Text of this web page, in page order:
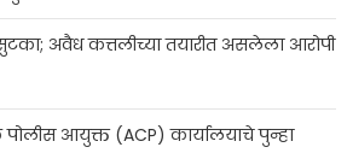
अवैध कत्तलीच्या तयारीत असलेला आरोपी
पोलीस आयुक्त (ACP) कार्यालयाचे पुन्हा